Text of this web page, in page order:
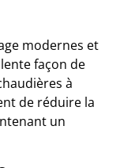
modernes et
façon de
à
de réduire la
un